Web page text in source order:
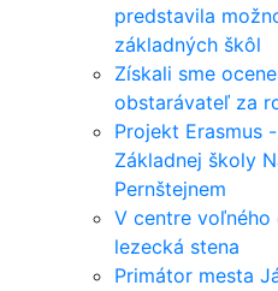
predstavila
základných škôl
Získali sme
obstarávateľ za
Projekt Erasmus
Základnej školy
Pernštejnem
V centre voľného
lezecká stena
Primátor mesta